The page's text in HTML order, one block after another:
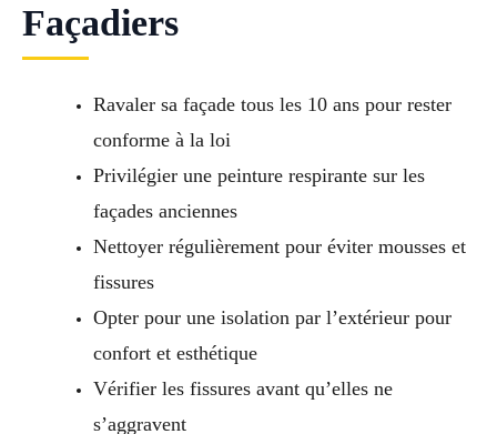
Façadiers
Ravaler sa façade tous les 10 ans pour rester
conforme à la loi
Privilégier une peinture respirante sur les
façades anciennes
Nettoyer régulièrement pour éviter mousses et
fissures
Opter pour une isolation par l’extérieur pour
confort et esthétique
Vérifier les fissures avant qu’elles ne
s’aggravent